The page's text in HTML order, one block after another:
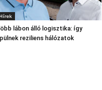
Hírek
lábon álló logisztika: így
reziliens hálózatok